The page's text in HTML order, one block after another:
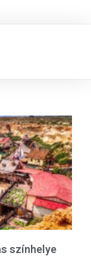
színhelye